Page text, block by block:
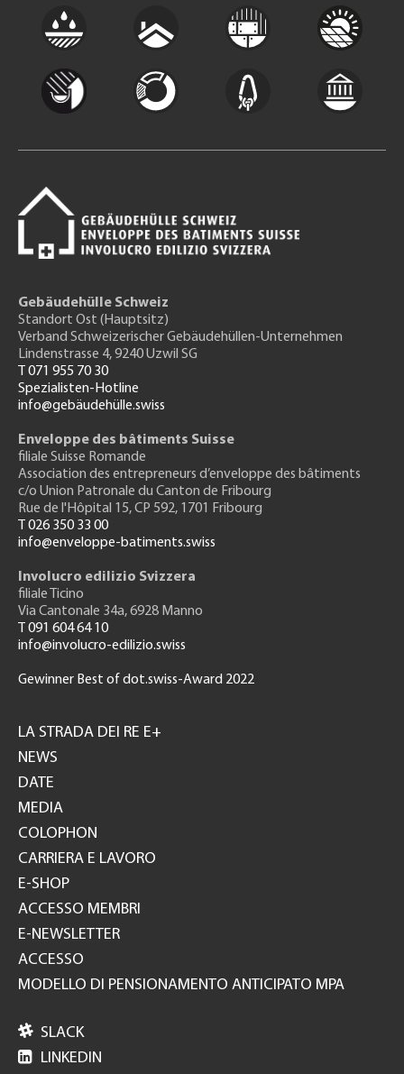
Gebäudehülle Schweiz
Standort Ost (Hauptsitz)
Verband Schweizerischer Gebäudehüllen-Unternehmen
Lindenstrasse 4, 9240 Uzwil SG
T 071 955 70 30
Spezialisten-Hotline
info@gebäudehülle.swiss
Enveloppe des bâtiments Suisse
filiale Suisse Romande
Association des entrepreneurs d’enveloppe des bâtiments
c/o Union Patronale du Canton de Fribourg
Rue de l'Hôpital 15, CP 592, 1701 Fribourg
T 026 350 33 00
info@enveloppe-batiments.swiss
Involucro edilizio Svizzera
filiale Ticino
Via Cantonale 34a, 6928 Manno
T 091 604 64 10
info@involucro-edilizio.swiss
Gewinner Best of dot.swiss-Award 2022
GH
LA STRADA DEI RE E+
NEWS
DATE
MEDIA
COLOPHON
CARRIERA E LAVORO
E-SHOP
ACCESSO MEMBRI
E-NEWSLETTER
ACCESSO
MODELLO DI PENSIONAMENTO ANTICIPATO MPA
 SLACK
 LINKEDIN